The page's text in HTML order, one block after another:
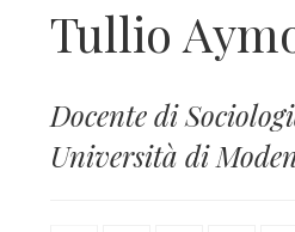
Tullio
Docente di
Università di